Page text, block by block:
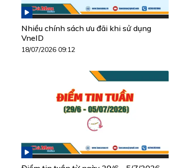
Nhiều chính sách ưu đãi khi sử dụng
VneID
18/07/2026 09:12